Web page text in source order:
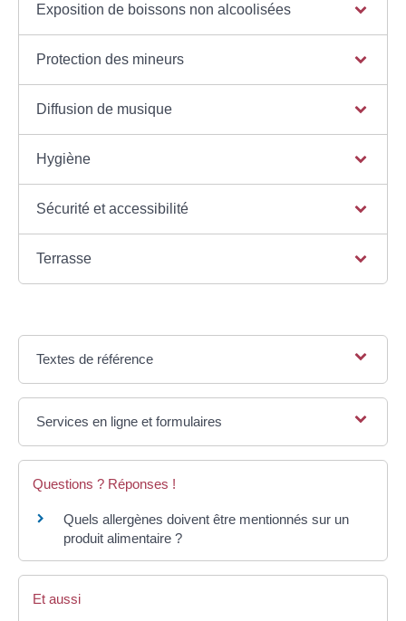
Exposition de boissons non alcoolisées
Protection des mineurs
Diffusion de musique
Hygiène
Sécurité et accessibilité
Terrasse
Textes de référence
Services en ligne et formulaires
Questions ? Réponses !
Quels allergènes doivent être mentionnés sur un
produit alimentaire ?
Et aussi